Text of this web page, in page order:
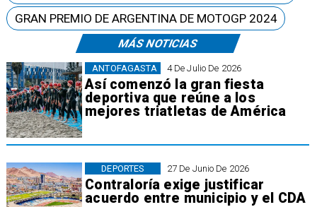
MÁS NOTICIAS
4 De Julio De 2026
Así comenzó la gran fiesta
deportiva que reúne a los
mejores triatletas de América
ANTOFAGASTA
27 De Junio De 2026
Contraloría exige justificar
acuerdo entre municipio y el CDA
DEPORTES
GRAN PREMIO DE ARGENTINA DE MOTOGP 2024